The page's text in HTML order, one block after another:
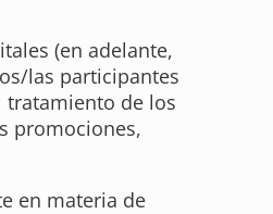
(en adelante,
las participantes
tratamiento de los
promociones,
en materia de